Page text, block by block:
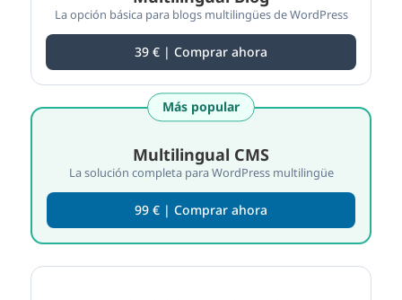
La opción básica para blogs multilingües de WordPress
39 € | Comprar ahora
Más popular
Multilingual CMS
La solución completa para WordPress multilingüe
99 € | Comprar ahora